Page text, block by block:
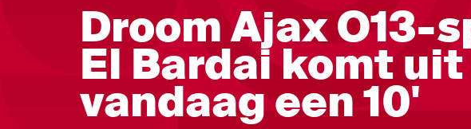
Droom Ajax O13-
El Bardai komt
vandaag een 10'